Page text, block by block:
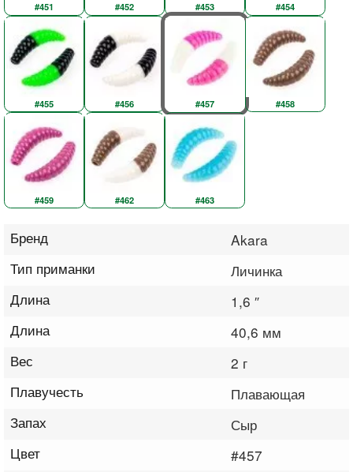
#451 #452 #453 #454
#455 #456 #457 #458
#459 #462 #463
Бренд
Akara
Тип приманки
Личинка
Длина
1,6 ″
Длина
40,6 мм
Вес
2 г
Плавучесть
Плавающая
Запах
Сыр
Цвет
#457